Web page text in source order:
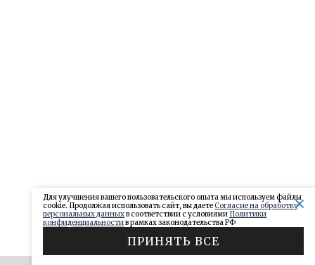
Для улучшения вашего пользовательского опыта мы используем файлы
cookie. Продолжая использовать сайт, вы даетеСогласие на обработку
персональных данныхв соответствии с условиями Политики
конфиденциальностив рамках законодательства РФ
ПРИНЯТЬ ВСЕ